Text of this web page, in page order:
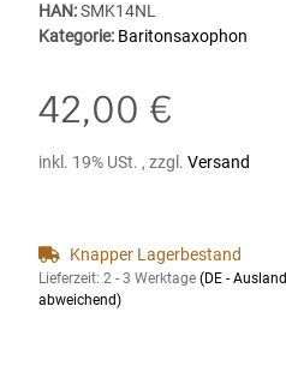
HAN:SMK14NL
Kategorie: Baritonsaxophon
42,00 €
inkl. 19% USt. , zzgl. Versand
Knapper Lagerbestand
Lieferzeit: 2 - 3 Werktage (DE - Ausland
abweichend)